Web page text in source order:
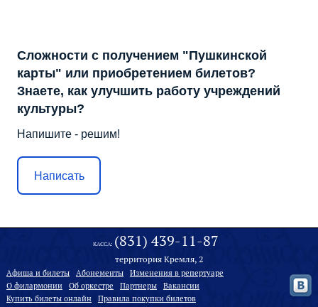
Сложности с получением "Пушкинской
карты" или приобретением билетов?
Знаете, как улучшить работу учреждений
культуры?
Напишите - решим!
Написать
КАССА: (831) 439-11-87
территория Кремля, 2
Афиша и билеты Абонементы
Изменения в репертуаре
О филармонии
Oб оркестре Партнеры
Вакансии
Купить билеты онлайн
Правила покупки билетов